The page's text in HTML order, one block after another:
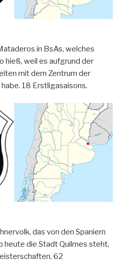
in BsAs, welches
hieß, weil es aufgrund der
mit dem Zentrum der
18 Erstligasaisons.
das von den Spaniern
heute die Stadt Quilmes steht,
62